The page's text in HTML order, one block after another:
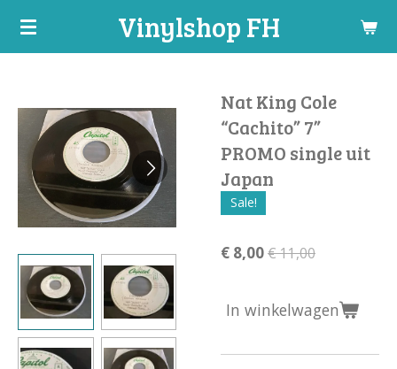
Ga
hoofdinhoud
Vinylshop FH
Nat King Cole
“Cachito” 7”
PROMO single uit
Japan
Sale!
€ 8,00€ 11,00
In winkelwagen